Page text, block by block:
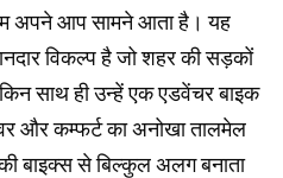
अपने आप सामने आता है। यह
विकल्प है जो शहर की सड़कों
साथ ही उन्हें एक एडवेंचर बाइक
और कम्फर्ट का अनोखा तालमेल
बाइक्स से बिल्कुल अलग बनाता